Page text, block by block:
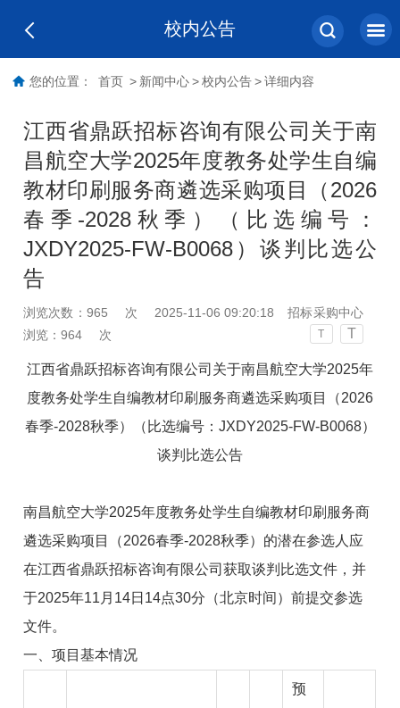
校内公告
您的位置： 首页 > 新闻中心 > 校内公告 > 详细内容
江西省鼎跃招标咨询有限公司关于南
昌航空大学2025年度教务处学生自编
教材印刷服务商遴选采购项目（2026
春季-2028秋季）（比选编号：
JXDY2025-FW-B0068）谈判比选公
告
浏览次数： 965 次 2025-11-06 09:20:18
招标采购中心
浏览：964 次 T T
江西省鼎跃招标咨询有限公司 关于南昌航空大学2025年
度教务处学生自编教材印刷服务商遴选采购项目
（2026
春季-2028秋季） （比选编号： JXDY2025-FW-B0068）
谈判 比选公告
南昌航空大学2025年度教务处学生自编教材印刷服务商
遴选采购项目（2026春季-2028秋季） 的潜在参选人应
在江西省鼎跃招标咨询有限公司获取谈判比选文件，并
于2025年11月14日14点30分（北京时间）前提交参选
文件。
一、项目基本情况
预